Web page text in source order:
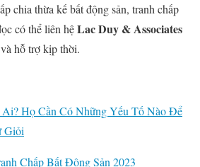
chia thừa kế bất động sản, tranh chấp
có thể liên hệLac Duy & Associates
hỗ trợ kịp thời.
Ai? Họ Cần Có Những Yếu Tố Nào Để
Giỏi
Chấp Bất Động Sản 2023